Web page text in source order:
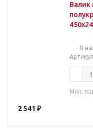
В
Артикул
Мин.
2 541 ₽